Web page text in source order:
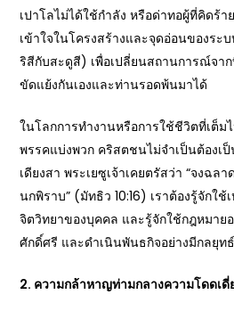
เปาโลไม่ได้ใช้กำลัง หรือด่าทอผู้ที่คิดร้
เข้าใจในโครงสร้างและจุดอ่อนของระ
ริสีกับสะดูสี) เพื่อเปลี่ยนสถานการณ์จา
ขัดแย้งกันเองและท่านรอดพ้นมาได้
ในโลกการทำงานหรือการใช้ชีวิตที่เต็ม
พรรคแบ่งพวก คริสตชนไม่จำเป็นต้องเ
เดียงสา พระเยซูเจ้าเคยตรัสว่า “จงฉล
นกพิราบ” (มัทธิว 10:16) เราต้องรู้จักใช้
จิตวิทยาของบุคคล และรู้จักใช้กฎหมาย
ศักดิ์ศรี และดำเนินพันธกิจอย่างมีกลยุทธ์
2. ความกล้าหาญท่ามกลางความโดดเดี่